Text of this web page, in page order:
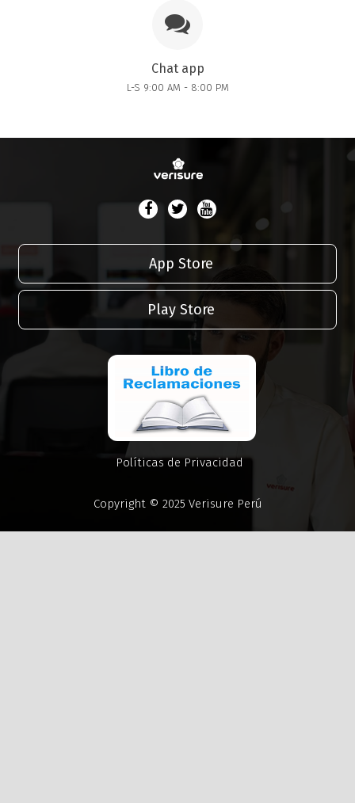
Chat app
L-S 9:00 AM - 8:00 PM
App Store
Play Store
Políticas de Privacidad
Copyright © 2025 Verisure Perú